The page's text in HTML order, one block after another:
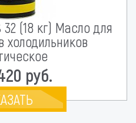
32 (18 кг) Масло для
холодильников
руб.